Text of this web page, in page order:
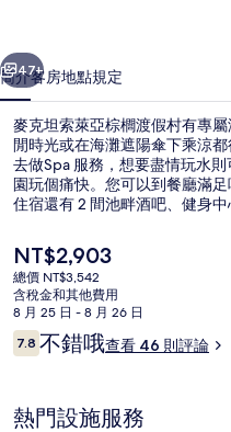
櫚
渡
假
村
的
相
片
集
個 下一個
47+
簡介客房地點規定
麥克坦索萊亞棕櫚渡假村有專
閒時光或在海灘遮陽傘下乘涼
去做Spa 服務，想要盡情玩水
園玩個痛快。您可以到餐廳滿
住宿還有 2 間池畔酒吧、健身中
目
前
的
價
格
是
NT$2,903
總價 NT$3,542
含稅金和其他費用
8 月 25 日 - 8 月 26 日
評
論
7.87.8 分，滿分 10 分，
不錯哦查看 46 則評論
熱門設施服務